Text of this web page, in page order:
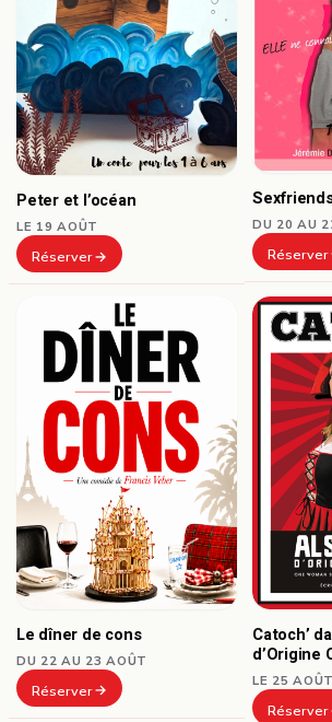
Peter et l’océan
LE 19 AOÛT
Réserver
DU 20 AU
Réserver
Le dîner de cons
DU 22 AU 23 AOÛT
Réserver
Catoch’
d’Origine
LE 25 AOÛT
Réserver